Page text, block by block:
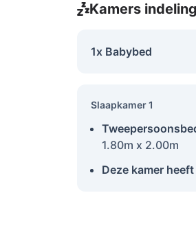
Kamers indeling
1x Babybed
Slaapkamer 1
1.80m x 2.00m
Deze kamer